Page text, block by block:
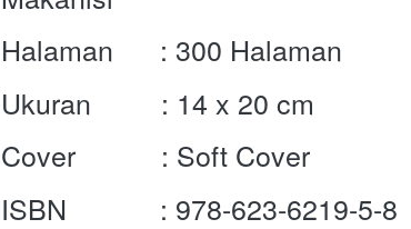
Halaman      : 300 Halaman
Ukuran         : 14 x 20 cm
Cover           : Soft Cover
ISBN            : 978-623-6219-5-8